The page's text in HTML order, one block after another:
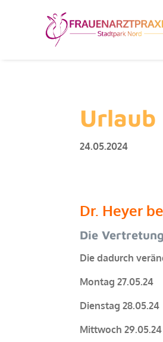
Urlaub
24.05.2024
Dr. Heyer
Die
Die dadurch
Montag 27.05.24
Dienstag
Mittwoch